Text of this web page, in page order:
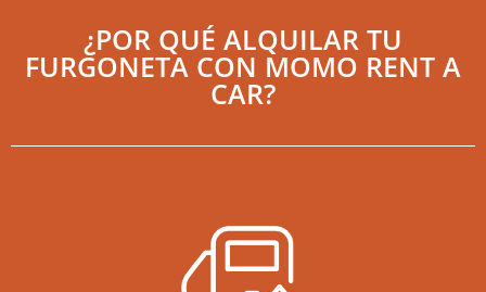
¿POR QUÉ ALQUILAR TU
FURGONETA CON MOMO RENT A
CAR?